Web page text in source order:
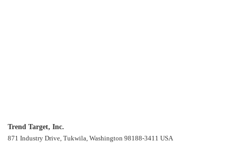
Trend Target, Inc.
871 Industry Drive, Tukwila, Washington 98188-3411 USA